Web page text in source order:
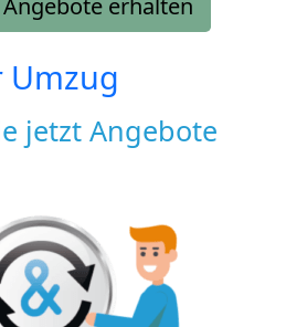
Umzug
jetzt Angebote